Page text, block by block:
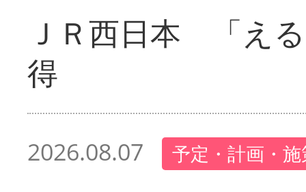
ＪＲ西日本 「え
得
2026.08.07 予定・計画・